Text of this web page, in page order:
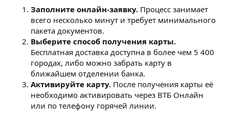
Заполните онлайн-заявку. Процесс занимает
всего несколько минут и требует минимального
пакета документов.
Выберите способ получения карты.
Бесплатная доставка доступна в более чем 5 400
городах, либо можно забрать карту в
ближайшем отделении банка.
Активируйте карту. После получения карты её
необходимо активировать через ВТБ Онлайн
или по телефону горячей линии.